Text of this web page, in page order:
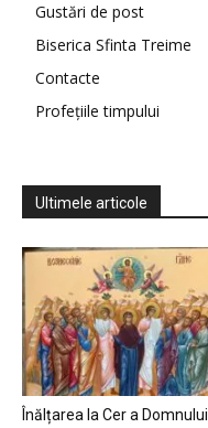
Gustări de post
Biserica Sfinta Treime
Contacte
Profețiile timpului
Ultimele articole
Înălțarea la Cer a Domnului